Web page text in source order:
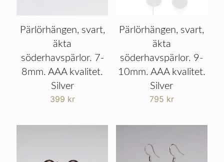
Pärlörhängen, svart,
äkta
söderhavspärlor. 7-
8mm. AAA kvalitet.
Silver
399 kr
Pärlörhängen, svart,
äkta
söderhavspärlor. 9-
10mm. AAA kvalitet.
Silver
795 kr